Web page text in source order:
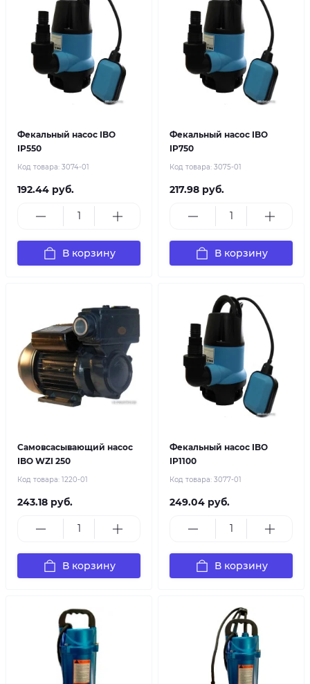
Фекальный насос IBO
IP550
Код товара: 3074-01
192.44 руб.
В корзину
Фекальный насос IBO
IP750
Код товара: 3075-01
217.98 руб.
В корзину
Самовсасывающий насос
IBO WZI 250
Код товара: 1220-01
243.18 руб.
В корзину
Фекальный насос IBO
IP1100
Код товара: 3077-01
249.04 руб.
В корзину